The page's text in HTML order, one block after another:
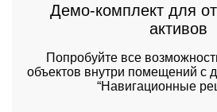
Демо-комплект для
активов
Попробуйте все
объектов внутри помещений с
“Навигационные